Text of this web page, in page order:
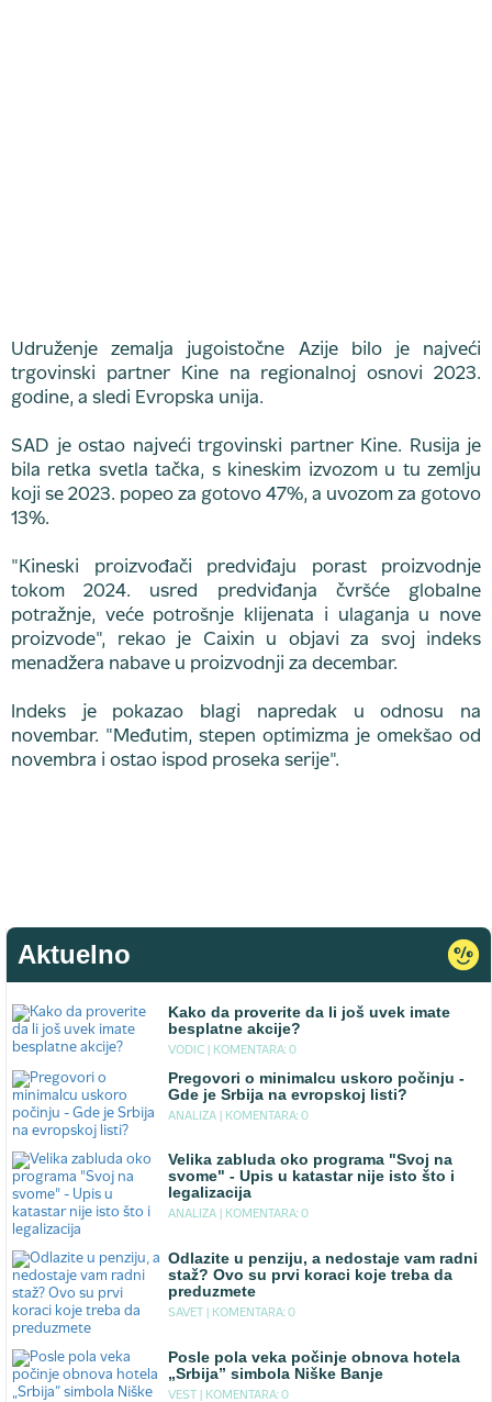
Udruženje zemalja jugoistočne Azije bilo je najveći
trgovinski partner Kine na regionalnoj osnovi 2023.
godine, a sledi Evropska unija.
SAD je ostao najveći trgovinski partner Kine. Rusija je
bila retka svetla tačka, s kineskim izvozom u tu zemlju
koji se 2023. popeo za gotovo 47%, a uvozom za gotovo
13%.
"Kineski proizvođači predviđaju porast proizvodnje
tokom 2024. usred predviđanja čvršće globalne
potražnje, veće potrošnje klijenata i ulaganja u nove
proizvode", rekao je Caixin u objavi za svoj indeks
menadžera nabave u proizvodnji za decembar.
Indeks je pokazao blagi napredak u odnosu na
novembar. "Međutim, stepen optimizma je omekšao od
novembra i ostao ispod proseka serije".
Aktuelno
Kako da proverite da li još uvek imate
besplatne akcije?
VODIC | KOMENTARA: 0
Pregovori o minimalcu uskoro počinju -
Gde je Srbija na evropskoj listi?
ANALIZA | KOMENTARA: 0
Velika zabluda oko programa "Svoj na
svome" - Upis u katastar nije isto što i
legalizacija
ANALIZA | KOMENTARA: 0
Odlazite u penziju, a nedostaje vam radni
staž? Ovo su prvi koraci koje treba da
preduzmete
SAVET | KOMENTARA: 0
Posle pola veka počinje obnova hotela
„Srbija” simbola Niške Banje
VEST | KOMENTARA: 0